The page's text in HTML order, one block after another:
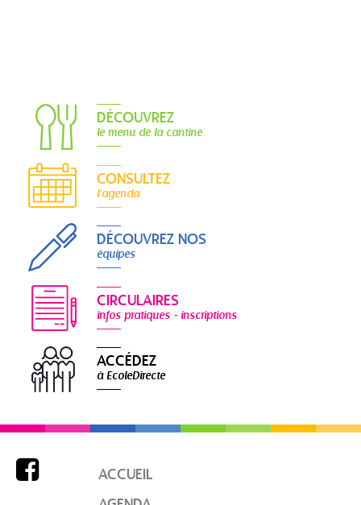
DÉCOUVREZ
le menu de la cantine
CONSULTEZ
l'agenda
DÉCOUVREZ NOS
équipes
CIRCULAIRES
infos pratiques - inscriptions
ACCÉDEZ
à EcoleDirecte

ACCUEIL